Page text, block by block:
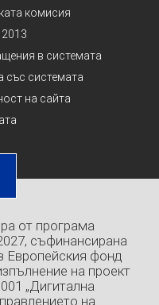
комисия
в системата
със системата
на сайта
от програма
съфинансирана
Европейския фонд
на проект
„Дигитална
на